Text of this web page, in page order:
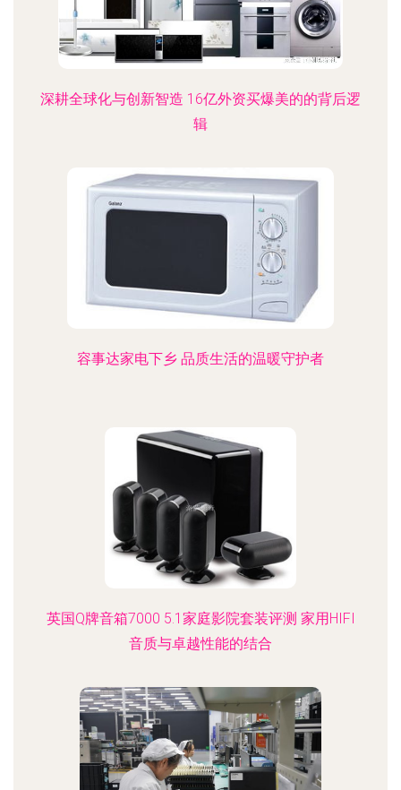
深耕全球化与创新智造 16亿外资买爆美的的背后逻
辑
容事达家电下乡 品质生活的温暖守护者
英国Q牌音箱7000 5.1家庭影院套装评测 家用HIFI
音质与卓越性能的结合